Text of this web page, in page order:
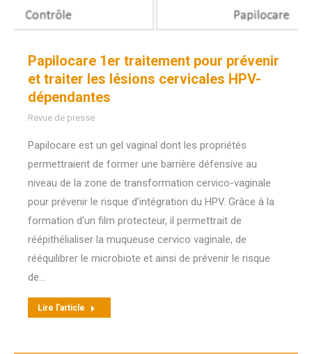
Papilocare 1er traitement pour prévenir
et traiter les lésions cervicales HPV-
dépendantes
Revue de presse
Papilocare est un gel vaginal dont les propriétés
permettraient de former une barrière défensive au
niveau de la zone de transformation cervico-vaginale
pour prévenir le risque d’intégration du HPV. Grâce à la
formation d’un film protecteur, il permettrait de
réépithélialiser la muqueuse cervico vaginale, de
rééquilibrer le microbiote et ainsi de prévenir le risque
de…
Lire l'article